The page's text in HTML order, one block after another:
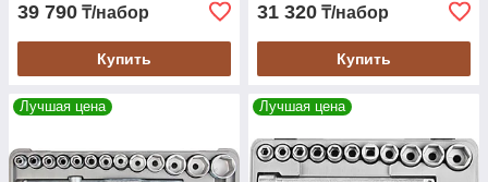
39 790 ₸/набор
Купить
31 320 ₸/набор
Купить
Лучшая цена Лучшая цена